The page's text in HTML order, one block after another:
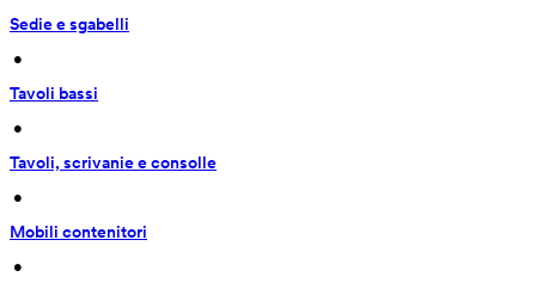
Sedie e sgabelli
•
Tavoli bassi
•
Tavoli, scrivanie e consolle
•
Mobili contenitori
•